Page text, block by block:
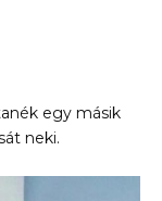
egy másik
neki.